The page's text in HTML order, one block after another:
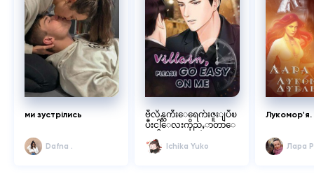
ми зустрілись
Dafna .
ဗီလိန္ႀကီးေရေက်းဇူးျပဳၿ
ပီးငါေလးကိုညႇာတာေ
Ichika Yuko
Лукомор'я.
Лара